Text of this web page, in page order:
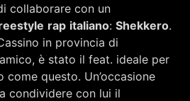
collaborare con un
rap italiano:Shekkero.
in provincia di
è stato il feat. ideale per
questo. Un’occasione
condividere con lui il